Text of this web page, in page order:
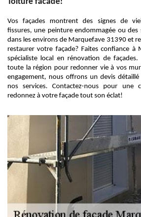
Vos façades montrent des signes de
fissures, une peinture endommagée ou des
dans les environs de Marquefave 31390 et
restaurer votre façade? Faites confiance à
spécialiste local en rénovation de
toute la région pour redonner vie à vos
engagement, nous offrons un devis
nos services. Contactez-nous pour une
redonnez à votre façade tout son éclat!